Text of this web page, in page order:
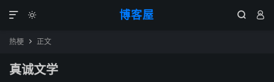
博客屋
  

热梗  正文
真诚文学